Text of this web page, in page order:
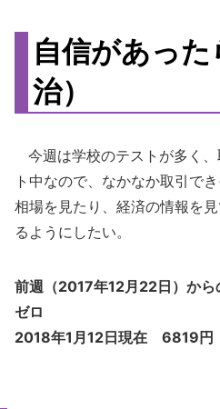
自信があっ
治）
今週は学校のテストが多く
ト中なので、なかなか取引で
相場を見たり、経済の情報を
るようにしたい。
前週（2017年12月22日）か
ゼロ
2018年1月12日現在 6819円